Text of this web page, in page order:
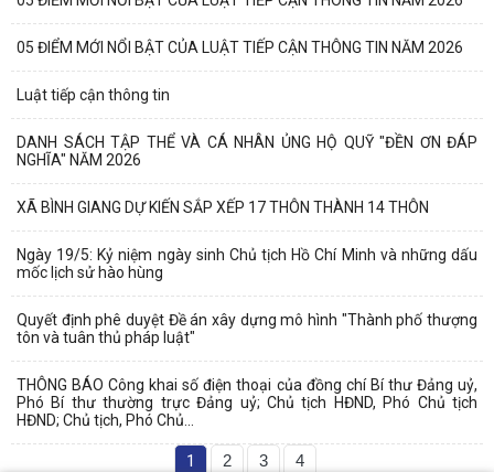
05 ĐIỂM MỚI NỔI BẬT CỦA LUẬT TIẾP CẬN THÔNG TIN NĂM 2026
Luật tiếp cận thông tin
DANH SÁCH TẬP THỂ VÀ CÁ NHÂN ỦNG HỘ QUỸ "ĐỀN ƠN ĐÁP
NGHĨA" NĂM 2026
XÃ BÌNH GIANG DỰ KIẾN SẮP XẾP 17 THÔN THÀNH 14 THÔN
Ngày 19/5: Kỷ niệm ngày sinh Chủ tịch Hồ Chí Minh và những dấu
mốc lịch sử hào hùng
Quyết định phê duyệt Đề án xây dựng mô hình "Thành phố thượng
tôn và tuân thủ pháp luật"
THÔNG BÁO Công khai số điện thoại của đồng chí Bí thư Đảng uỷ,
Phó Bí thư thường trực Đảng uỷ; Chủ tịch HĐND, Phó Chủ tịch
HĐND; Chủ tịch, Phó Chủ...
1 2 3 4